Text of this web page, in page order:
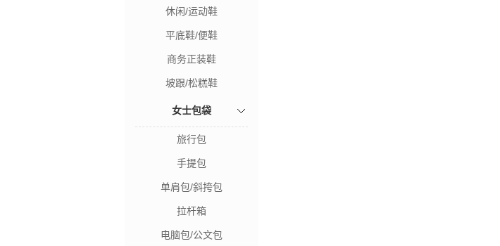
休闲/运动鞋
平底鞋/便鞋
商务正装鞋
坡跟/松糕鞋
女士包袋
旅行包
手提包
单肩包/斜挎包
拉杆箱
电脑包/公文包